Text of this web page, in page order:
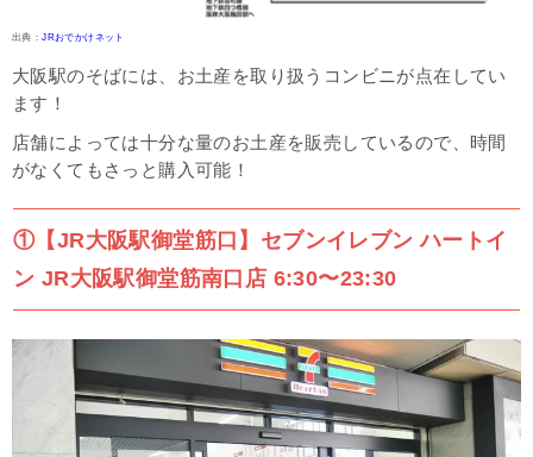
これぞ定番！「ご当地じゃがビー たこ焼き味」
大容量も選べておすすめ「たこ焼きせんべい」
実は甘い「たこ焼きちゃうやんケーキ」
本物じゃないから持ち運びも楽！「たこ焼きそっくりクッキー」
友達へのお土産におすすめ6選
カフェの街北浜発の黒豆マドレーヌ「ええもんちぃ」
見た目が可愛い文房具モチーフ「キャラメル」
ビリケンさんの「人形焼カステラ」
家族でも楽しめる「くいだおれ太郎プリン」
昔のサザエさんが印象的「磯野家ファミリーケーキ」
出典：JRおでかけネット
大阪駅のそばには、お土産を取り扱うコンビニが点在してい
ます！
店舗によっては十分な量のお土産を販売しているので、時間
がなくてもさっと購入可能！
①【JR大阪駅御堂筋口】セブンイレブン ハートイ
ン JR大阪駅御堂筋南口店 6:30〜23:30